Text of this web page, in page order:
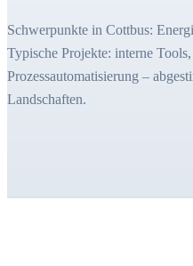
Schwerpunkte in Cottbus:
Typische Projekte: interne
Prozessautomatisierung –
Landschaften.